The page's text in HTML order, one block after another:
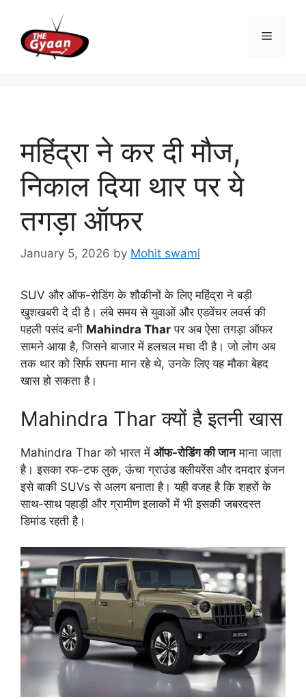
content
Menu
महिंद्रा ने कर दी मौज,
निकाल दिया थार पर ये
तगड़ा ऑफर
January 5, 2026 by Mohit swami
SUV और ऑफ-रोडिंग के शौकीनों के लिए महिंद्रा ने बड़ी
खुशखबरी दे दी है। लंबे समय से युवाओं और एडवेंचर लवर्स की
पहली पसंद बनी Mahindra Thar पर अब ऐसा तगड़ा ऑफर
सामने आया है, जिसने बाजार में हलचल मचा दी है। जो लोग अब
तक थार को सिर्फ सपना मान रहे थे, उनके लिए यह मौका बेहद
खास हो सकता है।
Mahindra Thar क्यों है इतनी खास
Mahindra Thar को भारत में ऑफ-रोडिंग की जानमाना जाता
है। इसका रफ-टफ लुक, ऊंचा ग्राउंड क्लीयरेंस और दमदार इंजन
इसे बाकी SUVs से अलग बनाता है। यही वजह है कि शहरों के
साथ-साथ पहाड़ी और ग्रामीण इलाकों में भी इसकी जबरदस्त
डिमांड रहती है।